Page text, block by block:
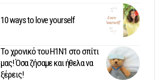
10 ways to love yourself
Το χρονικό του Η1Ν1 στο σπίτι
μας! Όσα ζήσαμε και ήθελα να
ξέρεις!